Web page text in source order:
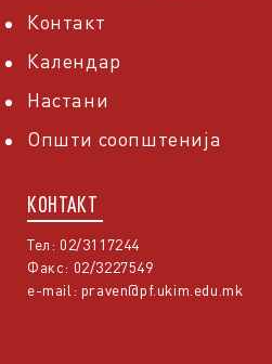
Контакт
Календар
Настани
Општи соопштенија
КОНТАКТ
Тел: 02/3117244
Факс: 02/3227549
e-mail: praven@pf.ukim.edu.mk